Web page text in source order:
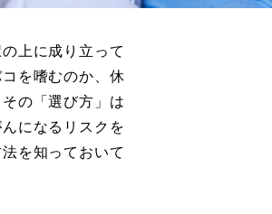
上に成り立って
を嗜むのか、休
の「選び方」は
になるリスクを
を知っておいて